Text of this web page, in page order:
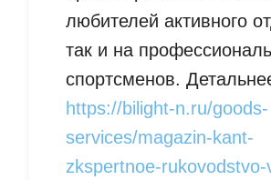
любителей активного
так и на
спортсменов.
https://bilight-n.ru/goods-
services/magazin-kant-
zkspertnoe-rukovodstvo-